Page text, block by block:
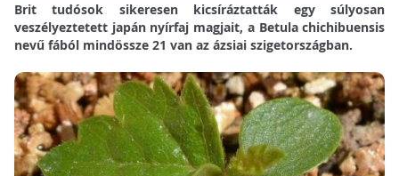
Brit tudósok sikeresen kicsíráztatták egy súlyosan
veszélyeztetett japán nyírfaj magjait, a Betula chichibuensis
nevű fából mindössze 21 van az ázsiai szigetországban.